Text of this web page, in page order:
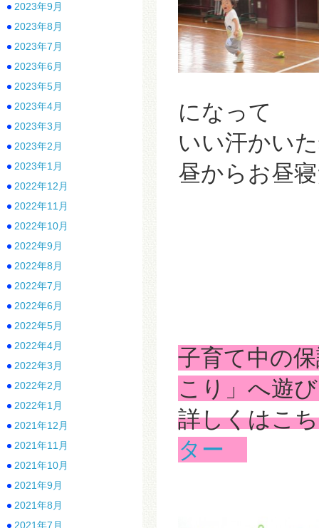
になって
いい汗かい
昼からお昼
子育て中の
こり」へ遊
詳しくは
ター
2023年9月
2023年8月
2023年7月
2023年6月
2023年5月
2023年4月
2023年3月
2023年2月
2023年1月
2022年12月
2022年11月
2022年10月
2022年9月
2022年8月
2022年7月
2022年6月
2022年5月
2022年4月
2022年3月
2022年2月
2022年1月
2021年12月
2021年11月
2021年10月
2021年9月
2021年8月
2021年7月